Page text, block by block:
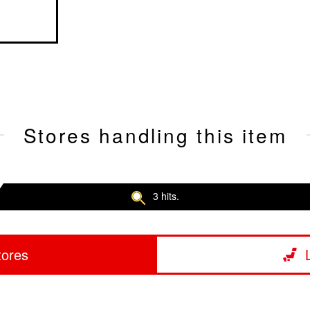
Stores handling this item
3 hits.